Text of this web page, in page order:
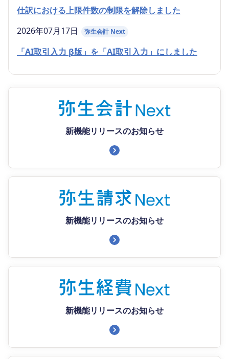
仕訳における上限件数の制限を解除しました
2026年07月17日
弥生会計 Next
「AI取引入力 β版」を「AI取引入力」にしました
新機能リリースのお知らせ
新機能リリースのお知らせ
新機能リリースのお知らせ